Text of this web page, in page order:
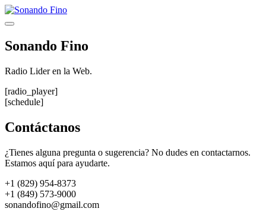
Saltar
al
Menú
Sonando Fino
Radio Lider en la Web.
[radio_player]
[schedule]
Contáctanos
¿Tienes alguna pregunta o sugerencia? No dudes en contactarnos.
Estamos aquí para ayudarte.
+1 (829) 954-8373
+1 (849) 573-9000
sonandofino@gmail.com